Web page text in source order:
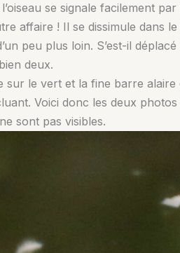
se signale facilement
affaire ! Il se dissimule dans
peu plus loin. S’est-il
deux.
le vert et la fine barre
Voici donc les deux
sont pas visibles.